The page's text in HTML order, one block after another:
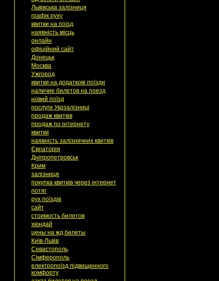
Львівська залізниця
графік руху
квитки на поїзд
наявність місць
онлайн
офіційний сайт
Донецьк
Москва
Ужгород
квитки на додаткові поїзди
наличие билетов на поезд
новий поїзд
послуги Укрзалізниці
продаж квитків
продаж по інтернету
квитки
наявність залізничних квитків
Євпаторія
Дніпропетровськ
Крим
залізниця
покупка квитків через інтернет
потяг
рух поїздів
сайт
стоимость билетов
хюндай
цены на жд билеты
Київ-Львів
Севастополь
Сімферополь
електропоїзд підвищенного
комфорту